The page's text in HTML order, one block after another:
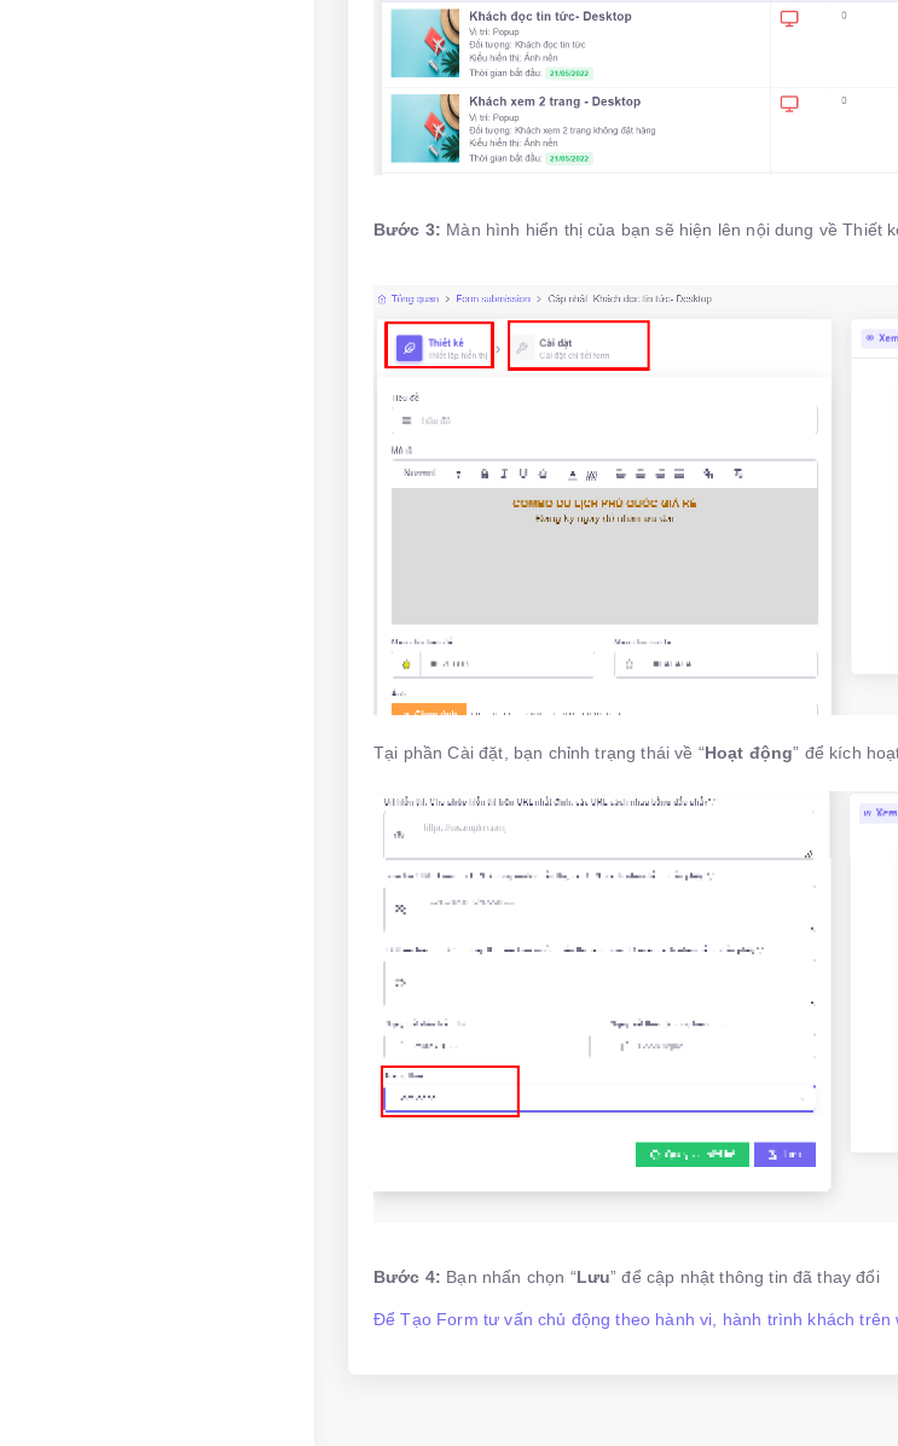
Bước 3: Màn hình hiển thị của bạn sẽ hiện lên nội dung về Thiết
Tại phần Cài đặt, bạn chỉnh trạng thái về “Hoạt động” để kích
Bước 4: Bạn nhấn chọn “Lưu” để cập nhật thông tin đã thay đổi
Để Tạo Form tư vấn chủ động theo hành vi, hành trình khách trên